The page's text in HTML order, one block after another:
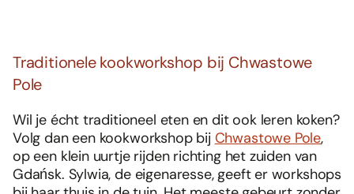
Traditionele kookworkshop bij Chwastowe
Pole
Wil je écht traditioneel eten en dit ook leren koken?
Volg dan een kookworkshop bij Chwastowe Pole,
op een klein uurtje rijden richting het zuiden van
Gdańsk. Sylwia, de eigenaresse, geeft er workshops